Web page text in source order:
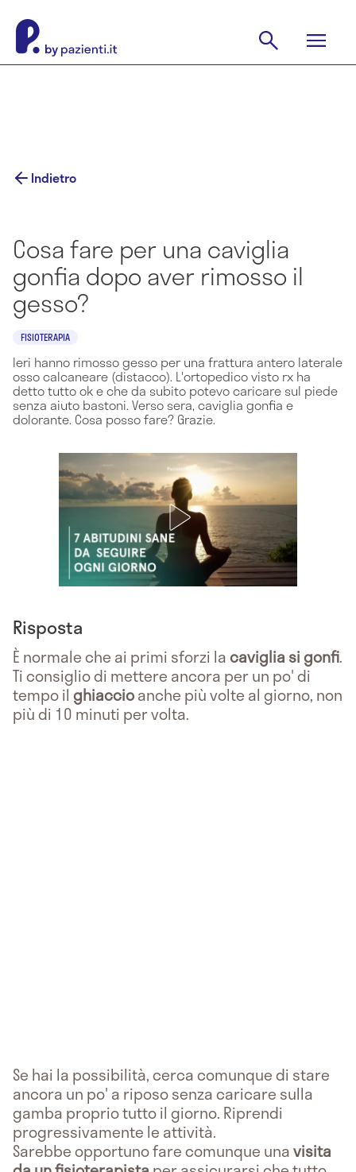
Indietro
Cosa fare per una caviglia
gonfia dopo aver rimosso il
gesso?
FISIOTERAPIA
Ieri hanno rimosso gesso per una frattura antero laterale
osso calcaneare (distacco). L'ortopedico visto rx ha
detto tutto ok e che da subito potevo caricare sul piede
senza aiuto bastoni. Verso sera, caviglia gonfia e
dolorante. Cosa posso fare? Grazie.
Risposta
È normale che ai primi sforzi lacaviglia si gonfi.
Ti consiglio di mettere ancora per un po' di
tempo il ghiaccioanche più volte al giorno, non
più di 10 minuti per volta.
Se hai la possibilità, cerca comunque di stare
ancora un po' a riposo senza caricare sulla
gamba proprio tutto il giorno. Riprendi
progressivamente le attività.
Sarebbe opportuno fare comunque unavisita